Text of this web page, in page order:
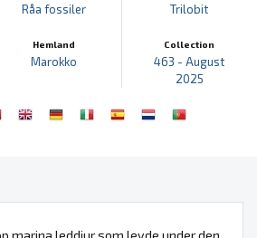
Råa fossiler
Hemland
Marokko
Trilobit
Collection
463 - August
2025
marina leddjur som levde under den